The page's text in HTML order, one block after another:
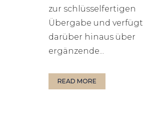
zur schlüsselfertigen
Übergabe und verfügt
darüber hinaus über
ergänzende...
READ MORE